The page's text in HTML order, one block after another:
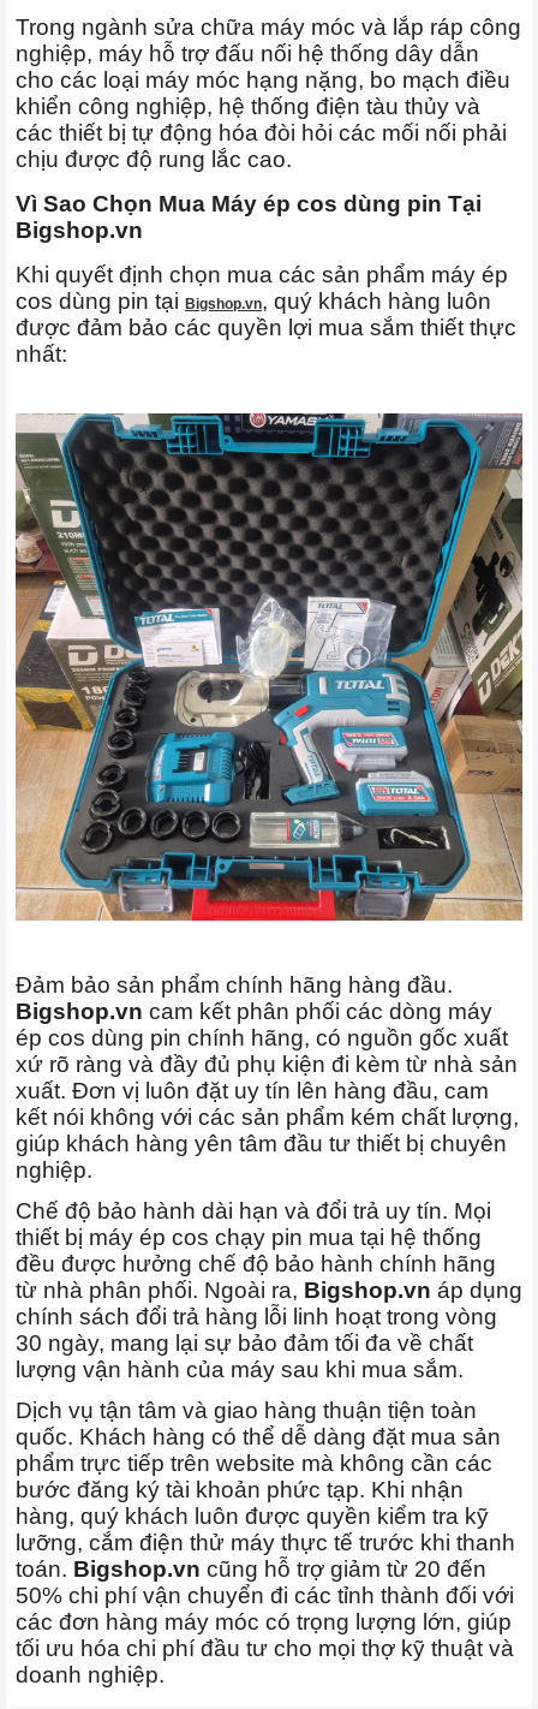
Trong ngành sửa chữa máy móc và lắp ráp công
nghiệp, máy hỗ trợ đấu nối hệ thống dây dẫn
cho các loại máy móc hạng nặng, bo mạch điều
khiển công nghiệp, hệ thống điện tàu thủy và
các thiết bị tự động hóa đòi hỏi các mối nối phải
chịu được độ rung lắc cao.
Vì Sao Chọn Mua Máy ép cos dùng pin Tại
Bigshop.vn
Khi quyết định chọn mua các sản phẩm máy ép
cos dùng pin tại Bigshop.vn, quý khách hàng luôn
được đảm bảo các quyền lợi mua sắm thiết thực
nhất:
Đảm bảo sản phẩm chính hãng hàng đầu.
Bigshop.vn cam kết phân phối các dòng máy
ép cos dùng pin chính hãng, có nguồn gốc xuất
xứ rõ ràng và đầy đủ phụ kiện đi kèm từ nhà sản
xuất. Đơn vị luôn đặt uy tín lên hàng đầu, cam
kết nói không với các sản phẩm kém chất lượng,
giúp khách hàng yên tâm đầu tư thiết bị chuyên
nghiệp.
Chế độ bảo hành dài hạn và đổi trả uy tín. Mọi
thiết bị máy ép cos chạy pin mua tại hệ thống
đều được hưởng chế độ bảo hành chính hãng
từ nhà phân phối. Ngoài ra, Bigshop.vn áp dụng
chính sách đổi trả hàng lỗi linh hoạt trong vòng
30 ngày, mang lại sự bảo đảm tối đa về chất
lượng vận hành của máy sau khi mua sắm.
Dịch vụ tận tâm và giao hàng thuận tiện toàn
quốc. Khách hàng có thể dễ dàng đặt mua sản
phẩm trực tiếp trên website mà không cần các
bước đăng ký tài khoản phức tạp. Khi nhận
hàng, quý khách luôn được quyền kiểm tra kỹ
lưỡng, cắm điện thử máy thực tế trước khi thanh
toán. Bigshop.vn cũng hỗ trợ giảm từ 20 đến
50% chi phí vận chuyển đi các tỉnh thành đối với
các đơn hàng máy móc có trọng lượng lớn, giúp
tối ưu hóa chi phí đầu tư cho mọi thợ kỹ thuật và
doanh nghiệp.